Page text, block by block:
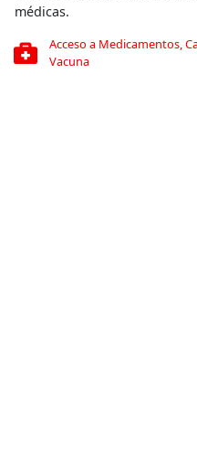
médicas.
Acceso a Medicamentos,
Vacuna